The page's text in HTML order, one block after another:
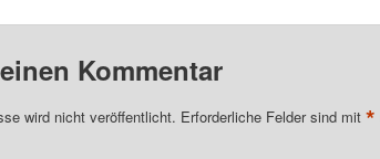
Kommentar
wird nicht veröffentlicht. Erforderliche Felder sind mit *